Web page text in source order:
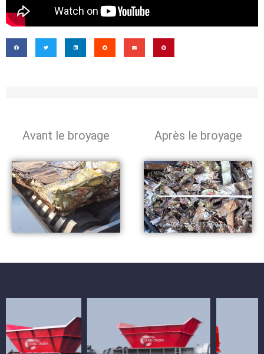
Avant le broyage Après le broyage